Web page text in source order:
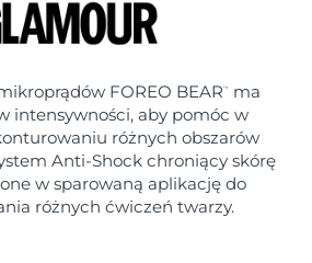
FOREO BEAR ™
ma
intensywności, aby pomóc w
różnych obszarów
Anti-Shock chroniący skórę
w sparowaną aplikację do
różnych ćwiczeń twarzy.